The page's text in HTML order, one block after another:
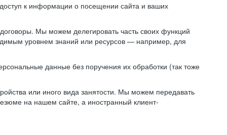
к информации о посещении сайта и ваших
Мы можем делегировать часть своих функций
уровнем знаний или ресурсов — например, для
данные без поручения их обработки (так тоже
или иного вида занятости. Мы можем передавать
на нашем сайте, а иностранный клиент-